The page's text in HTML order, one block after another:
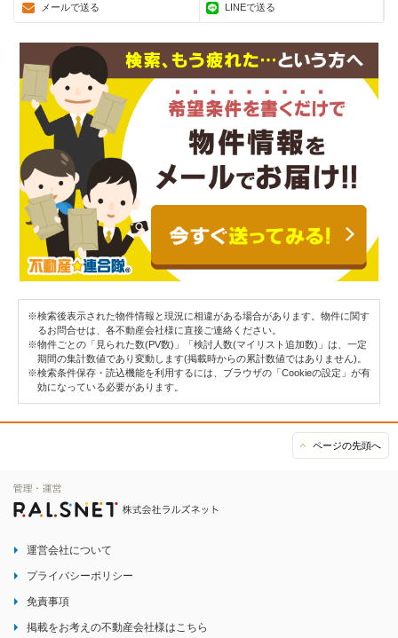
メールで送る LINEで送る
※検索後表示された物件情報と現況に相違がある場合があります。物件に関す
るお問合せは、各不動産会社様に直接ご連絡ください。
※物件ごとの「見られた数(PV数)」「検討人数(マイリスト追加数)」は、一定
期間の集計数値であり変動します(掲載時からの累計数値ではありません)。
※検索条件保存・読込機能を利用するには、ブラウザの「Cookieの設定」が有
効になっている必要があります。
ページの先頭へ
運営会社について
プライバシーポリシー
免責事項
掲載をお考えの不動産会社様はこちら